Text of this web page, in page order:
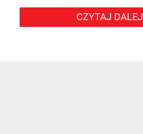
CZYTAJ DALEJ